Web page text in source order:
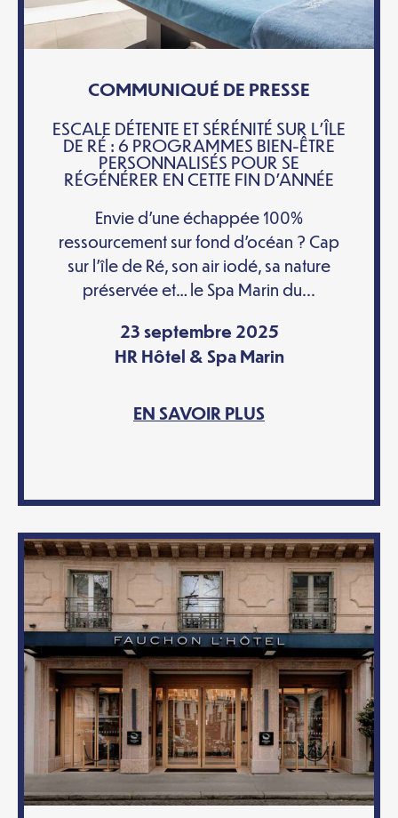
COMMUNIQUÉ DE PRESSE
ESCALE DÉTENTE ET SÉRÉNITÉ SUR L’ÎLE
DE RÉ : 6 PROGRAMMES BIEN-ÊTRE
PERSONNALISÉS POUR SE
RÉGÉNÉRER EN CETTE FIN D’ANNÉE
Envie d’une échappée 100%
ressourcement sur fond d’océan ? Cap
sur l’île de Ré, son air iodé, sa nature
préservée et… le Spa Marin du...
23 septembre 2025
HR Hôtel & Spa Marin
EN SAVOIR PLUS